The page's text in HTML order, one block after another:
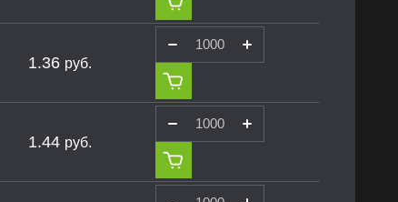
1.36 руб.
1.44 руб.